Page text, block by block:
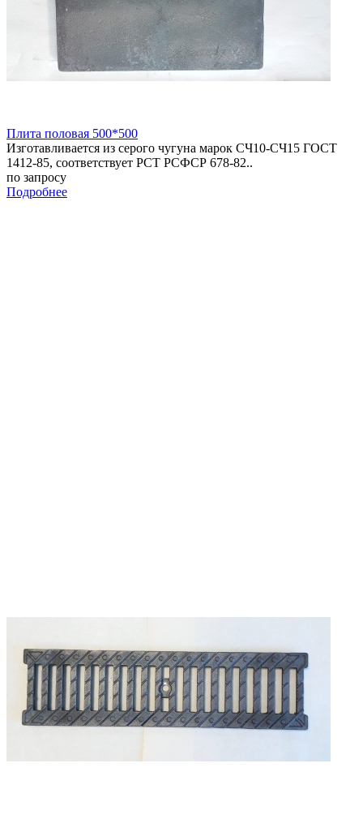
Плита половая 500*500
Изготавливается из серого чугуна марок СЧ10-СЧ15 ГОСТ
1412-85, соответствует РСТ РСФСР 678-82..
по запросу
Подробнее